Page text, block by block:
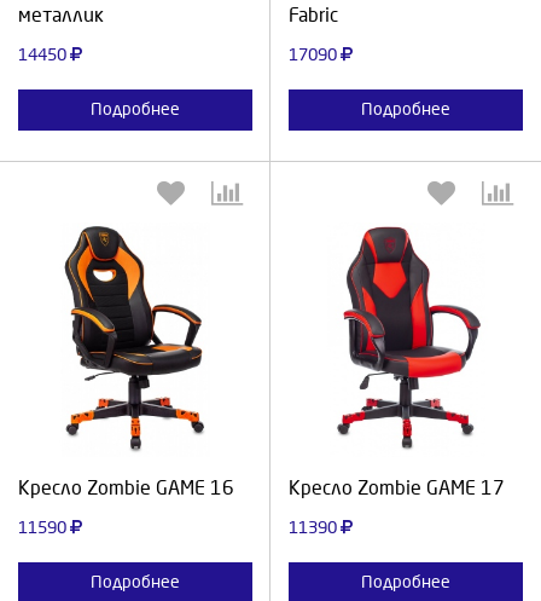
металлик
14450
Подробнее
Fabric
17090
Подробнее
Кресло Zombie GAME 16
11590
Подробнее
Выберите количество:
Продолжить
Кресло Zombie GAME 17
11390
Подробнее
Выберите количество:
Продолжить